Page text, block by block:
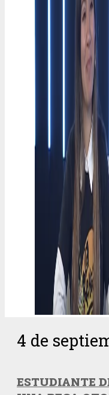
4 de
ESTUDIANTE